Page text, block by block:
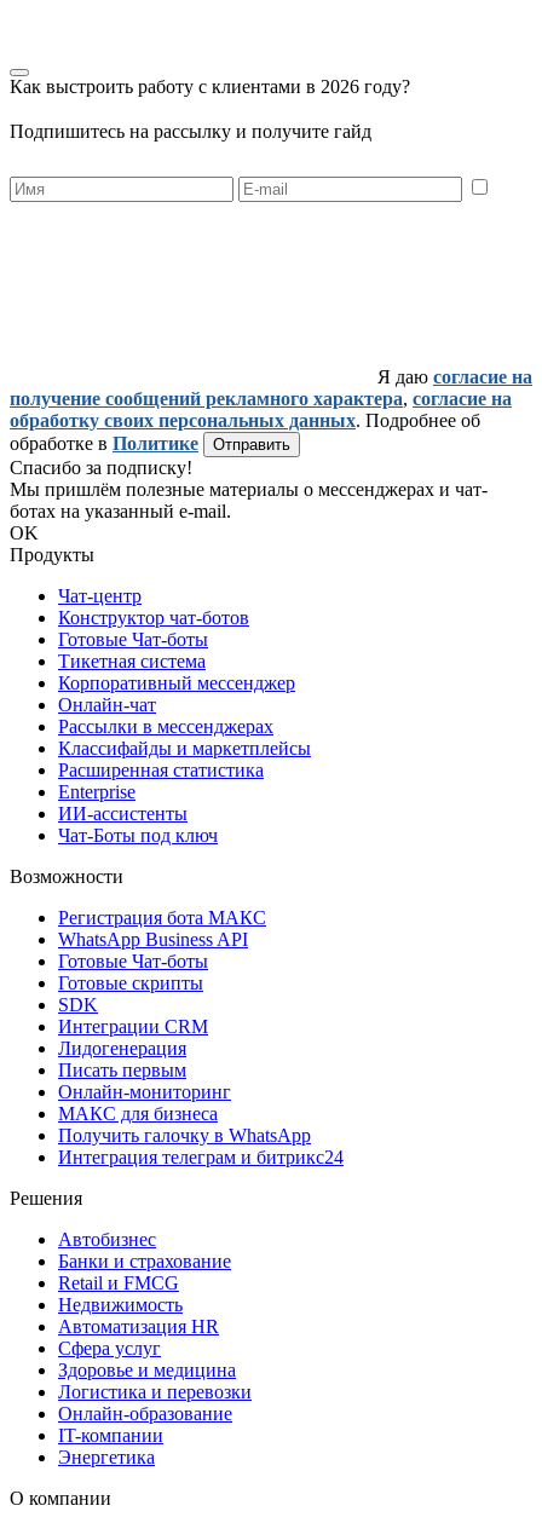
Как выстроить работу с клиентами в 2026 году?
Подпишитесь на рассылку и получите гайд
Я даю согласие на
получение сообщений рекламного характера, согласие на
обработку своих персональных данных. Подробнее об
обработке в Политике Отправить
Спасибо за подписку!
Мы пришлём полезные материалы о мессенджерах и чат-
ботах на указанный e-mail.
OK
Продукты
Чат-центр
Конструктор чат-ботов
Готовые Чат-боты
Тикетная система
Корпоративный мессенджер
Онлайн-чат
Рассылки в мессенджерах
Классифайды и маркетплейсы
Расширенная статистика
Enterprise
ИИ-ассистенты
Чат-Боты под ключ
Возможности
Регистрация бота MAКС
WhatsApp Business API
Готовые Чат-боты
Готовые скрипты
SDK
Интеграции CRM
Лидогенерация
Писать первым
Онлайн-мониторинг
MAКС для бизнеса
Получить галочку в WhatsApp
Интеграция телеграм и битрикс24
Решения
Автобизнес
Банки и страхование
Retail и FMCG
Недвижимость
Автоматизация HR
Сфера услуг
Здоровье и медицина
Логистика и перевозки
Онлайн-образование
IT-компании
Энергетика
О компании